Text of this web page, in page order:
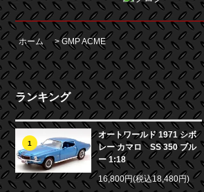
ホーム >GMP ACME
ランキング
1
オートワールド 1971 シボ
レー カマロ SS 350 ブル
ー 1:18
16,800円(税込18,480円)